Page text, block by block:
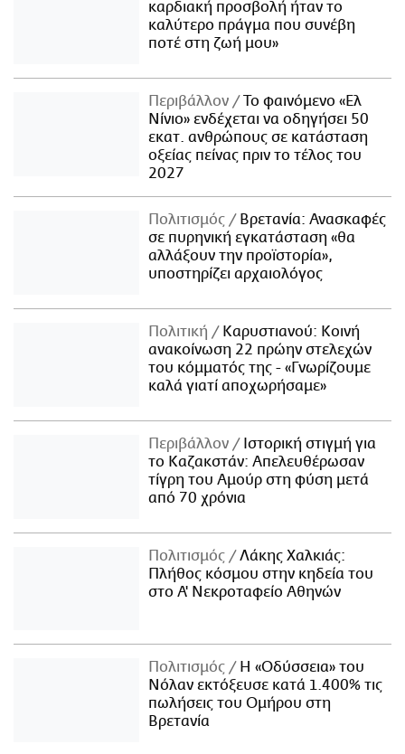
καρδιακή προσβολή ήταν το
καλύτερο πράγμα που συνέβη
ποτέ στη ζωή μου»
Περιβάλλον
Το φαινόμενο «Ελ
Νίνιο» ενδέχεται να οδηγήσει 50
εκατ. ανθρώπους σε κατάσταση
οξείας πείνας πριν το τέλος του
2027
Πολιτισμός
Βρετανία: Ανασκαφές
σε πυρηνική εγκατάσταση «θα
αλλάξουν την προϊστορία»,
υποστηρίζει αρχαιολόγος
Πολιτική
Καρυστιανού: Κοινή
ανακοίνωση 22 πρώην στελεχών
του κόμματός της - «Γνωρίζουμε
καλά γιατί αποχωρήσαμε»
Περιβάλλον
Ιστορική στιγμή για
το Καζακστάν: Απελευθέρωσαν
τίγρη του Αμούρ στη φύση μετά
από 70 χρόνια
Πολιτισμός
Λάκης Χαλκιάς:
Πλήθος κόσμου στην κηδεία του
στο Α' Νεκροταφείο Αθηνών
Πολιτισμός
Η «Οδύσσεια» του
Νόλαν εκτόξευσε κατά 1.400% τις
πωλήσεις του Ομήρου στη
Βρετανία